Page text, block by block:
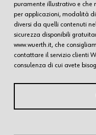
puramente illustrativo e che
per applicazioni, modalità
diversi da quelli contenuti
sicurezza disponibili
www.wuerth.it, che
contattare il servizio clienti
consulenza di cui avete